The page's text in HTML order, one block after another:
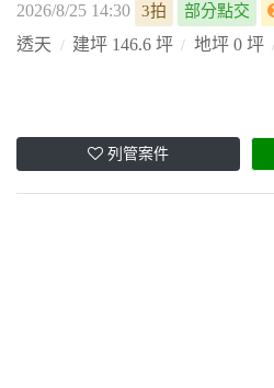
2026/8/25 14:30 3拍 部分點交
透天 建坪 146.6 坪 地坪 0 坪
列管案件